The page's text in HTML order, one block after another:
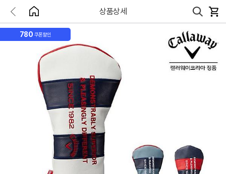
상품상세
780 쿠폰할인